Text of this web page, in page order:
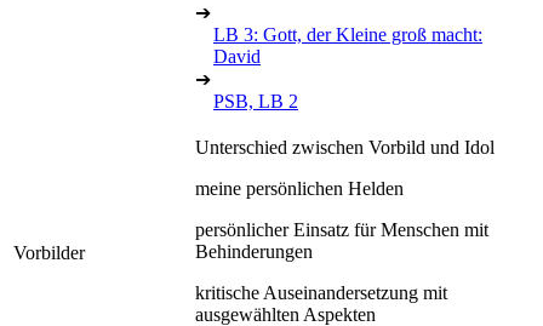
➔
LB 3: Gott, der Kleine groß macht:
David
➔
PSB, LB 2
Vorbilder
Unterschied zwischen Vorbild und Idol
meine persönlichen Helden
persönlicher Einsatz für Menschen mit
Behinderungen
kritische Auseinandersetzung mit
ausgewählten Aspekten